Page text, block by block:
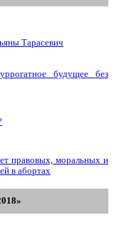
Тарасевич
будущее без
правовых, моральных и
в абортах